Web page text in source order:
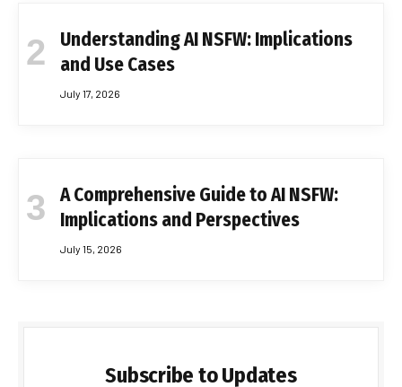
Understanding AI NSFW: Implications
and Use Cases
July 17, 2026
A Comprehensive Guide to AI NSFW:
Implications and Perspectives
July 15, 2026
Subscribe to Updates